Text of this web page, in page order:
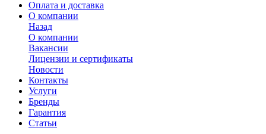
Оплата и доставка
О компании
Назад
О компании
Вакансии
Лицензии и сертификаты
Новости
Контакты
Услуги
Бренды
Гарантия
Статьи